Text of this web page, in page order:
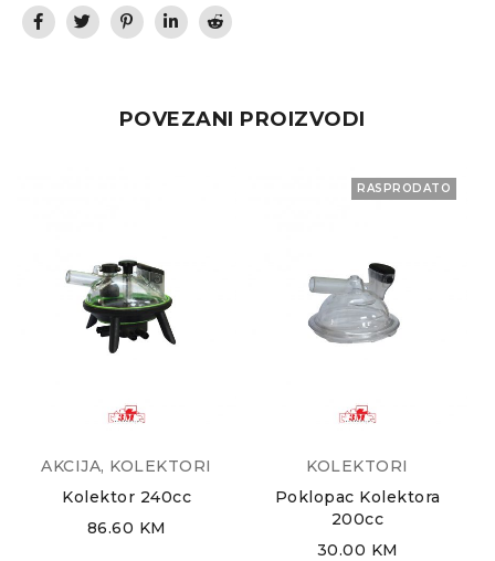
POVEZANI PROIZVODI
AKCIJA, KOLEKTORI
Kolektor 240cc
86.60 KM
RASPRODATO
KOLEKTORI
Poklopac Kolektora
200cc
30.00 KM